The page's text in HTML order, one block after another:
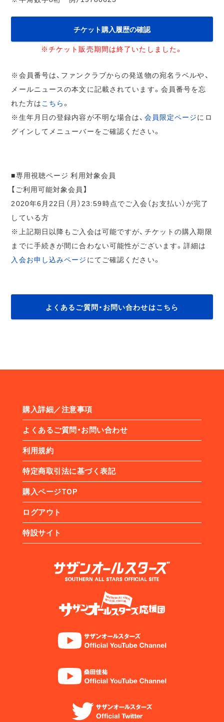
チケット購入履歴の確認
※チケット販売期間は終了いたしました。
※会員番号は、ファンクラブからの発送物の宛名ラベルや、
メールニュースの本文に記載されています。会員番号を忘
れた方は こちら。
※生年月日の登録内容が不明な場合は、 会員限定ページにロ
グインしてメニューバーをご確認ください。
■専用視聴ページ 利用対象会員
【ご利用可能対象会員】
2020年6月22日（月）23:59時点でご入会（お支払い）が完了
している方
※上記期日以降もご入会は可能ですが、チケットの購入期限
までに手続きが間に合わない可能性がございます。詳細は
入会お申し込みページ にてご確認ください。
よくあるご質問・お問い合わせはこちら
購入詳細／注意事項
よくあるご質問・お問い合わせ
利用規約
特定商取引法に基づく表記
購入ページTOP
ログアウト
特設サイト